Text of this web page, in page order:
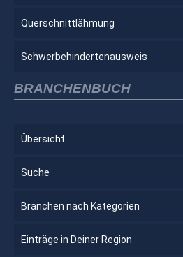
Querschnittlähmung
Schwerbehindertenausweis
BRANCHENBUCH
Übersicht
Suche
Branchen nach Kategorien
Einträge in Deiner Region